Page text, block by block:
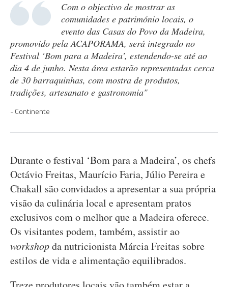
Com o objectivo de mostrar as
comunidades e património locais, o
evento das Casas do Povo da Madeira,
promovido pela ACAPORAMA, será integrado no
Festival ‘Bom para a Madeira’, estendendo-se até ao
dia 4 de junho. Nesta área estarão representadas cerca
de 30 barraquinhas, com mostra de produtos,
tradições, artesanato e gastronomia"
Continente
Durante o festival ‘Bom para a Madeira’, os chefs
Octávio Freitas, Maurício Faria, Júlio Pereira e
Chakall são convidados a apresentar a sua própria
visão da culinária local e apresentam pratos
exclusivos com o melhor que a Madeira oferece.
Os visitantes podem, também, assistir ao
workshopda nutricionista Márcia Freitas sobre
estilos de vida e alimentação equilibrados.